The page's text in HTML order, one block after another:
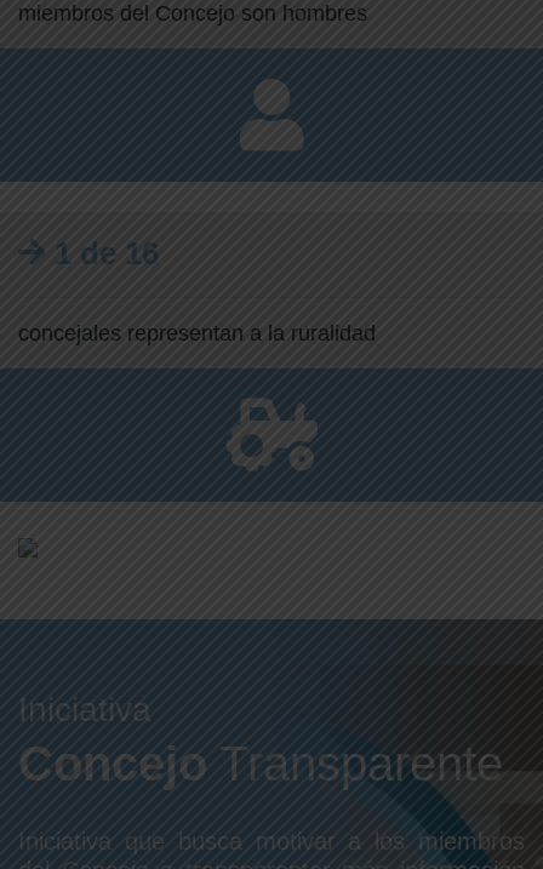
miembros del Concejo son hombres
1 de 16
concejales representan a la ruralidad
Iniciativa
Concejo Transparente
Iniciativa que busca motivar a los miembros